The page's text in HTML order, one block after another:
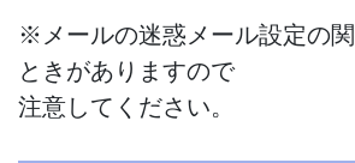
※メールの迷惑メール設定の
ときがありますので
注意してください。